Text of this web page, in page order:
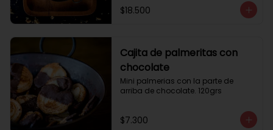
$18.500
Cajita de palmeritas con
chocolate
Mini palmerias con la parte de
arriba de chocolate. 120grs
$7.300